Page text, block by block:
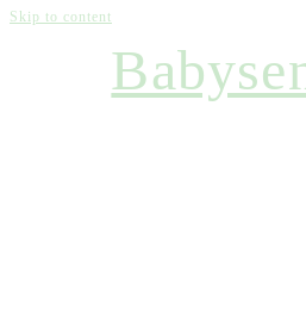
Skip to content